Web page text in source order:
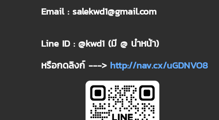
Email : salekwd1@gmail.com
Line ID : @kwd1 (มี @ นำหน้า)
หรือกดลิงก์ ---> http://nav.cx/uGDNVO8